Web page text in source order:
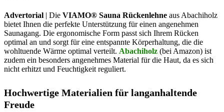
Advertorial | Die VIAMO® Sauna Rückenlehne aus Abachiholz
bietet Ihnen die perfekte Unterstützung für einen angenehmen
Saunagang. Die ergonomische Form passt sich Ihrem Rücken
optimal an und sorgt für eine entspannte Körperhaltung, die die
wohltuende Wärme optimal verteilt. Abachiholz (bei Amazon) ist
zudem ein besonders angenehmes Material für die Haut, da es sich
nicht erhitzt und Feuchtigkeit reguliert.
Hochwertige Materialien für langanhaltende
Freude